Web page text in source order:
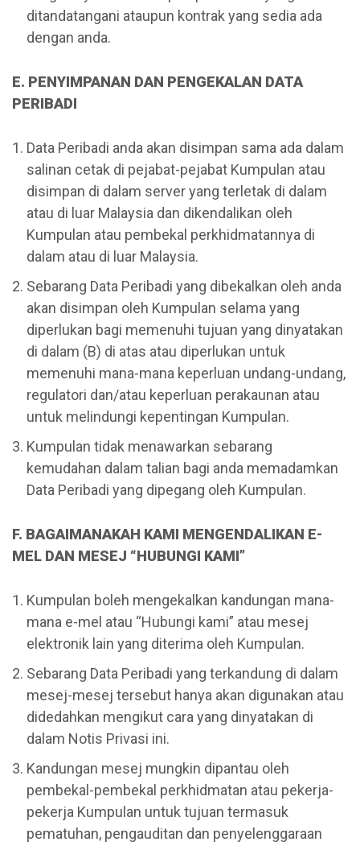
ditandatangani ataupun kontrak yang sedia ada
dengan anda.
E. PENYIMPANAN DAN PENGEKALAN DATA
PERIBADI
Data Peribadi anda akan disimpan sama ada dalam
salinan cetak di pejabat-pejabat Kumpulan atau
disimpan di dalam server yang terletak di dalam
atau di luar Malaysia dan dikendalikan oleh
Kumpulan atau pembekal perkhidmatannya di
dalam atau di luar Malaysia.
Sebarang Data Peribadi yang dibekalkan oleh anda
akan disimpan oleh Kumpulan selama yang
diperlukan bagi memenuhi tujuan yang dinyatakan
di dalam (B) di atas atau diperlukan untuk
memenuhi mana-mana keperluan undang-undang,
regulatori dan/atau keperluan perakaunan atau
untuk melindungi kepentingan Kumpulan.
Kumpulan tidak menawarkan sebarang
kemudahan dalam talian bagi anda memadamkan
Data Peribadi yang dipegang oleh Kumpulan.
F. BAGAIMANAKAH KAMI MENGENDALIKAN E-
MEL DAN MESEJ “HUBUNGI KAMI”
Kumpulan boleh mengekalkan kandungan mana-
mana e-mel atau “Hubungi kami” atau mesej
elektronik lain yang diterima oleh Kumpulan.
Sebarang Data Peribadi yang terkandung di dalam
mesej-mesej tersebut hanya akan digunakan atau
didedahkan mengikut cara yang dinyatakan di
dalam Notis Privasi ini.
Kandungan mesej mungkin dipantau oleh
pembekal-pembekal perkhidmatan atau pekerja-
pekerja Kumpulan untuk tujuan termasuk
pematuhan, pengauditan dan penyelenggaraan